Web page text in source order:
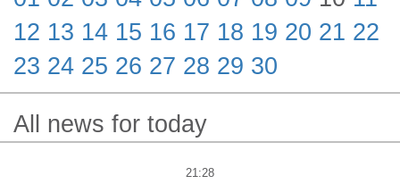
12 13 14 15 16 17 18 19 20 21 22
23 24 25 26 27 28 29 30
All news for today
21:28